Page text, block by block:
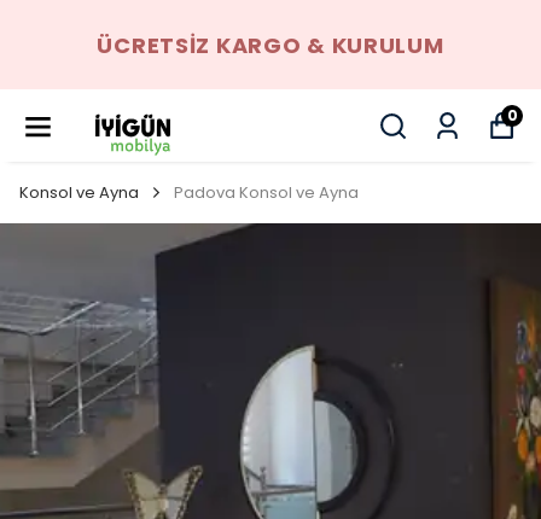
ÜCRETSIZ KARGO & KURULUM
0
Konsol ve Ayna Padova Konsol ve Ayna